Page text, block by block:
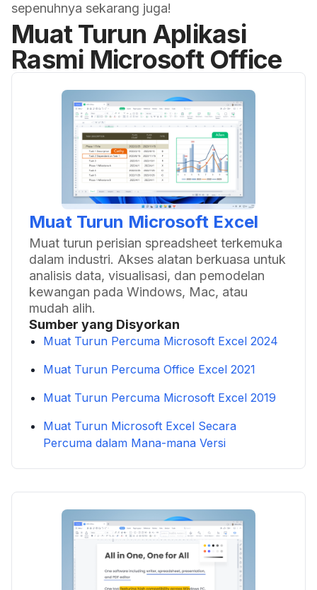
sepenuhnya sekarang juga!
Muat Turun Aplikasi
Rasmi Microsoft Office
Muat Turun Microsoft Excel
Muat turun perisian spreadsheet terkemuka
dalam industri. Akses alatan berkuasa untuk
analisis data, visualisasi, dan pemodelan
kewangan pada Windows, Mac, atau
mudah alih.
Sumber yang Disyorkan
Muat Turun Percuma Microsoft Excel 2024
Muat Turun Percuma Office Excel 2021
Muat Turun Percuma Microsoft Excel 2019
Muat Turun Microsoft Excel Secara
Percuma dalam Mana-mana Versi